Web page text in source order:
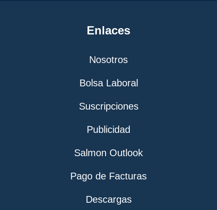
Enlaces
Nosotros
Bolsa Laboral
Suscripciones
Publicidad
Salmon Outlook
Pago de Facturas
Descargas